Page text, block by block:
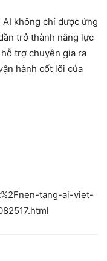
không chỉ được ứng
trở thành năng lực
trợ chuyên gia ra
hành cốt lõi của
tang-ai-viet-